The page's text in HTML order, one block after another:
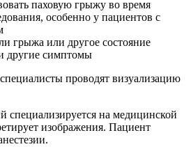
паховую грыжу во время
особенно у пациентов с
грыжа или другое состояние
другие симптомы
проводят визуализацию
специализируется на медицинской
изображения. Пациент